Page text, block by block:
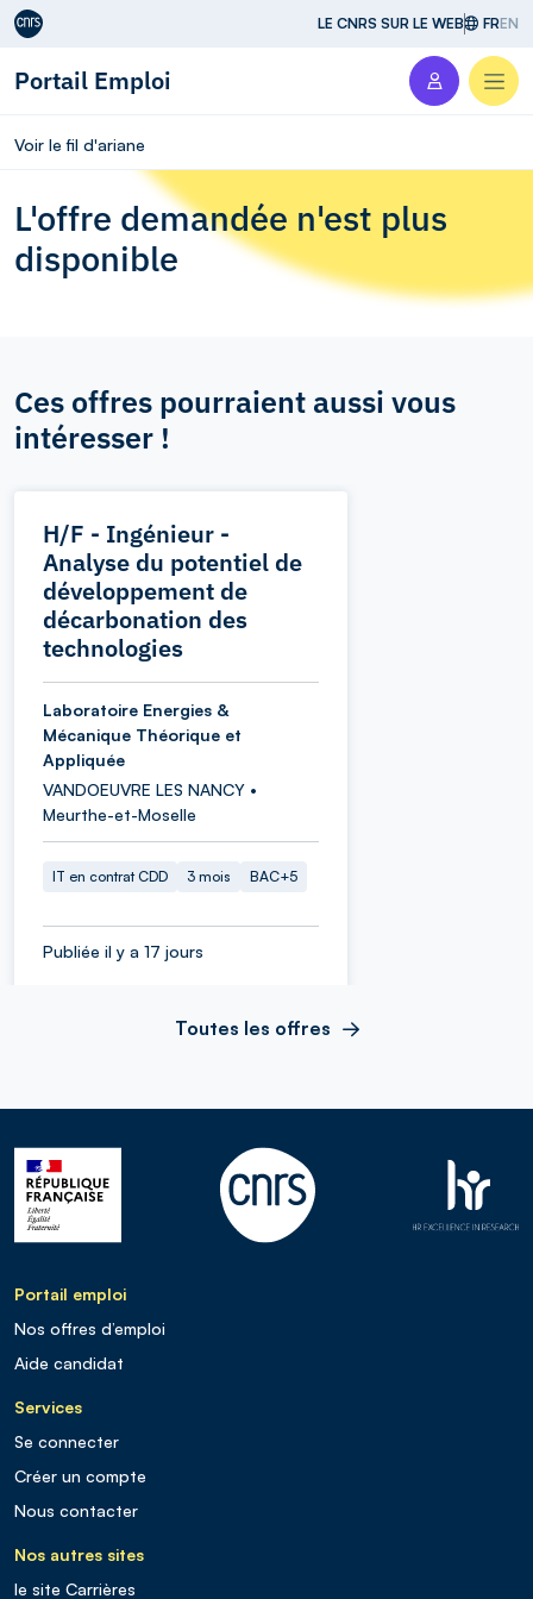
Aller au contenu LE CNRS SUR LE WEB FREN
Portail Emploi
Voir le fil d'ariane
L'offre demandée n'est plus
disponible
Ces offres pourraient aussi vous
intéresser !
H/F - Ingénieur -
Analyse du potentiel de
développement de
décarbonation des
technologies
Laboratoire Energies &
Mécanique Théorique et
Appliquée
VANDOEUVRE LES NANCY •
Meurthe-et-Moselle
IT en contrat CDD 3 mois BAC+5
Publiée il y a 17 jours
Toutes les offres
Portail emploi
Nos offres d’emploi
Aide candidat
Services
Se connecter
Créer un compte
Nous contacter
Nos autres sites
le site Carrières